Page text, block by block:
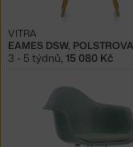
VITRA
3 - 5 týdnů, 15 080 Kč